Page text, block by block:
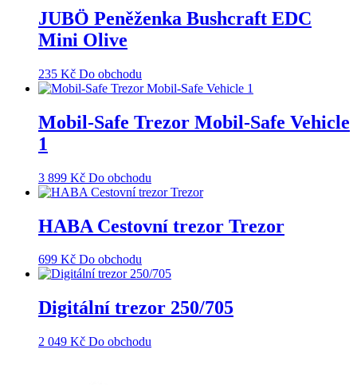
JUBÖ Peněženka Bushcraft EDC
Mini Olive
235 Kč Do obchodu
Mobil-Safe Trezor Mobil-Safe Vehicle
1
3 899 Kč Do obchodu
HABA Cestovní trezor Trezor
699 Kč Do obchodu
Digitální trezor 250/705
2 049 Kč Do obchodu